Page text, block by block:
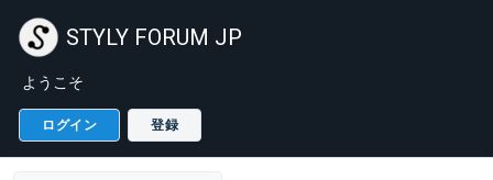
STYLY FORUM JP
ようこそ
ログイン 登録